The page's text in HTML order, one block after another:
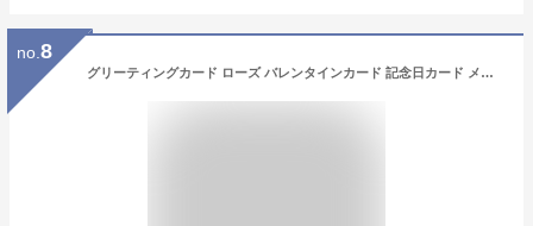
no. 8
グリーティングカード ローズ バレンタインカード 記念日カード メッセージカード 立体ポップアップカード 誕生日カード 感謝状 彼氏彼女 母の日 プロポーズ 結婚お祝い 座席 封筒付き